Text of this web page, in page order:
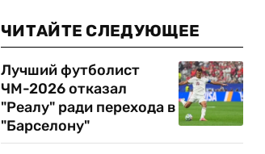
ЧИТАЙТЕ СЛЕДУЮЩЕЕ
Лучший футболист
ЧМ-2026 отказал
"Реалу" ради перехода в
"Барселону"